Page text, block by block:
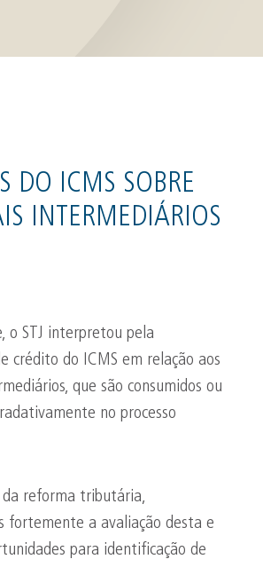
DO ICMS SOBRE
INTERMEDIÁRIOS
o STJ interpretou pela
crédito do ICMS em relação aos
que são consumidos ou
no processo
da reforma tributária,
fortemente a avaliação desta e
para identificação de